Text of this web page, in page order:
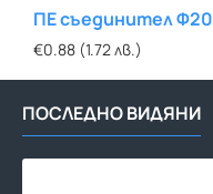
ПЕ съединител Ф20
€0.88 (1.72 лв.)
ПОСЛЕДНО ВИДЯНИ